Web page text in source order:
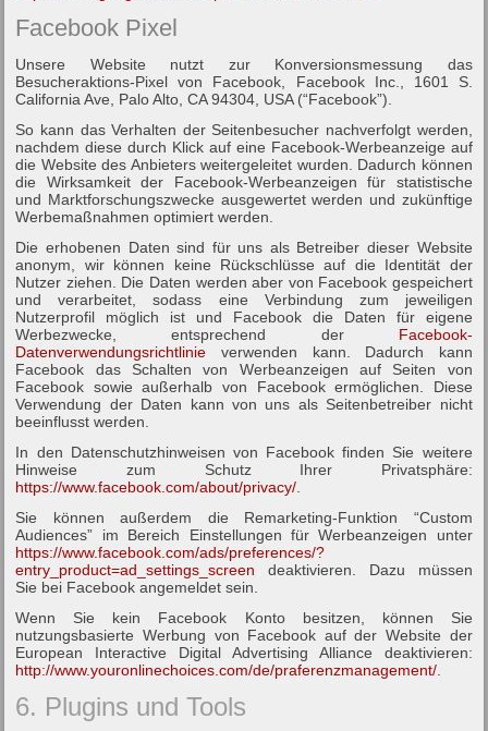
Facebook Pixel
Unsere Website nutzt zur Konversionsmessung das
Besucheraktions-Pixel von Facebook, Facebook Inc., 1601 S.
California Ave, Palo Alto, CA 94304, USA (“Facebook”).
So kann das Verhalten der Seitenbesucher nachverfolgt werden,
nachdem diese durch Klick auf eine Facebook-Werbeanzeige auf
die Website des Anbieters weitergeleitet wurden. Dadurch können
die Wirksamkeit der Facebook-Werbeanzeigen für statistische
und Marktforschungszwecke ausgewertet werden und zukünftige
Werbemaßnahmen optimiert werden.
Die erhobenen Daten sind für uns als Betreiber dieser Website
anonym, wir können keine Rückschlüsse auf die Identität der
Nutzer ziehen. Die Daten werden aber von Facebook gespeichert
und verarbeitet, sodass eine Verbindung zum jeweiligen
Nutzerprofil möglich ist und Facebook die Daten für eigene
Werbezwecke, entsprechend der Facebook-
Datenverwendungsrichtlinie verwenden kann. Dadurch kann
Facebook das Schalten von Werbeanzeigen auf Seiten von
Facebook sowie außerhalb von Facebook ermöglichen. Diese
Verwendung der Daten kann von uns als Seitenbetreiber nicht
beeinflusst werden.
In den Datenschutzhinweisen von Facebook finden Sie weitere
Hinweise zum Schutz Ihrer Privatsphäre:
https://www.facebook.com/about/privacy/
Sie können außerdem die Remarketing-Funktion “Custom
Audiences” im Bereich Einstellungen für Werbeanzeigen unter
https://www.facebook.com/ads/preferences/?
entry_product=ad_settings_screen deaktivieren. Dazu müssen
Sie bei Facebook angemeldet sein.
Wenn Sie kein Facebook Konto besitzen, können Sie
nutzungsbasierte Werbung von Facebook auf der Website der
European Interactive Digital Advertising Alliance deaktivieren:
http://www.youronlinechoices.com/de/praferenzmanagement/
6. Plugins und Tools